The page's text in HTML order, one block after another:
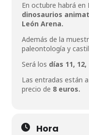
En octubre habrá en
dinosaurios
León Arena.
Además de la
paleontología y
Será los días 11,
Las entradas están
precio de 8 euros.
Hora